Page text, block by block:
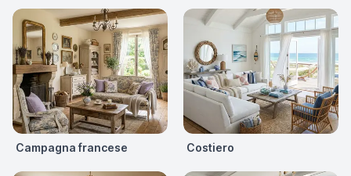
Campagna francese Costiero